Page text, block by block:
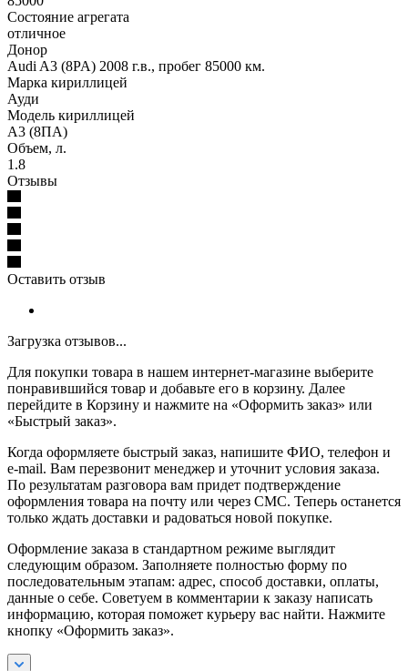
Состояние агрегата
отличное
Донор
Audi A3 (8PA) 2008 г.в., пробег 85000 км.
Марка кириллицей
Ауди
Модель кириллицей
А3 (8ПА)
Объем, л.
1.8
Отзывы
Оставить отзыв
Загрузка отзывов...
Для покупки товара в нашем интернет-магазине выберите
понравившийся товар и добавьте его в корзину. Далее
перейдите в Корзину и нажмите на «Оформить заказ» или
«Быстрый заказ».
Когда оформляете быстрый заказ, напишите ФИО, телефон и
e-mail. Вам перезвонит менеджер и уточнит условия заказа.
По результатам разговора вам придет подтверждение
оформления товара на почту или через СМС. Теперь останется
только ждать доставки и радоваться новой покупке.
Оформление заказа в стандартном режиме выглядит
следующим образом. Заполняете полностью форму по
последовательным этапам: адрес, способ доставки, оплаты,
данные о себе. Советуем в комментарии к заказу написать
информацию, которая поможет курьеру вас найти. Нажмите
кнопку «Оформить заказ».